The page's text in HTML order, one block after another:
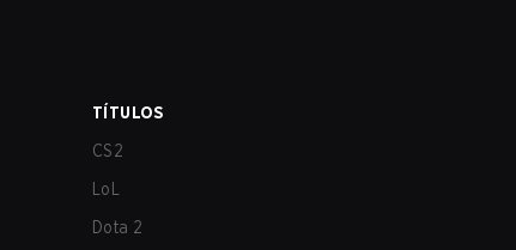
TÍTULOS
CS2
LoL
Dota 2